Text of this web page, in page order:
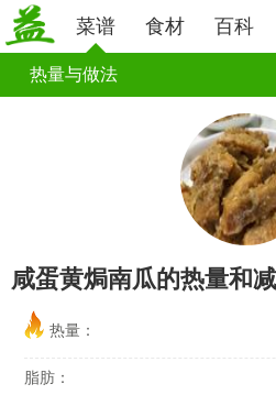
菜谱 食材 百科
热量与做法
咸蛋黄焗南瓜的热量和
热量：
脂肪：